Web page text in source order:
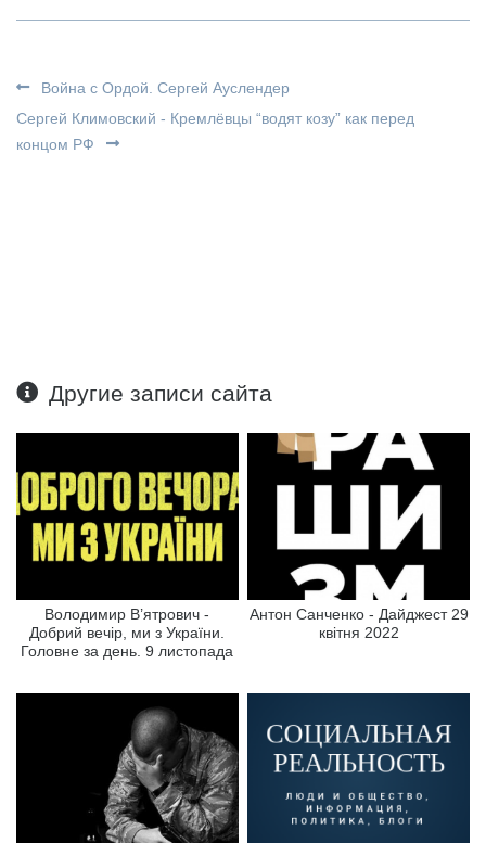
Война с Ордой. Сергей Ауслендер
Сергей Климовский - Кремлёвцы “водят козу” как перед
концом РФ
Другие записи сайта
Володимир В’ятрович -
Добрий вечір, ми з України.
Головне за день. 9 листопада
Антон Санченко - Дайджест 29
квітня 2022